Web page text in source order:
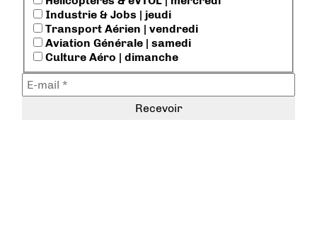
Industrie & Jobs | jeudi
Transport Aérien | vendredi
Aviation Générale | samedi
Culture Aéro | dimanche